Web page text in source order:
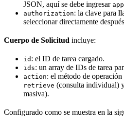
JSON, aquí se debe ingresar
authorization: la clave para
seleccionar directamente
Cuerpo de Solicitud incluye:
id : el ID de tarea cargado.
ids: un array de IDs de tarea
action: el método de operación
retrieve (consulta individual)
masiva).
Configurado como se muestra en la